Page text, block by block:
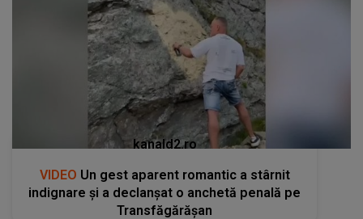
kanald2.ro
VIDEO Un gest aparent romantic a stârnit
indignare și a declanșat o anchetă penală pe
Transfăgărășan